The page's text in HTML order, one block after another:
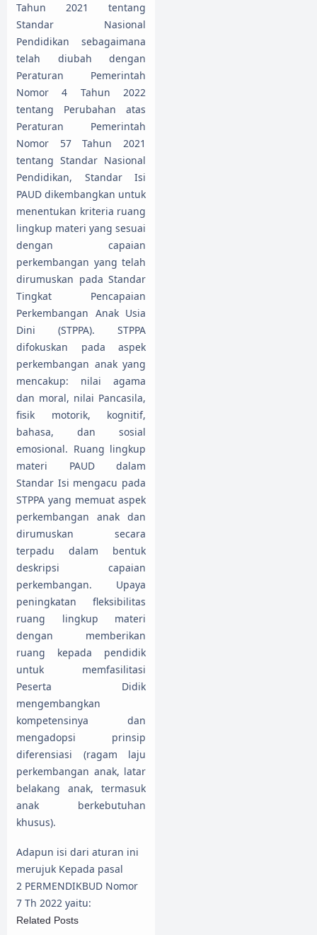
Tahun 2021 tentang
Standar Nasional
Pendidikan sebagaimana
telah diubah dengan
Peraturan Pemerintah
Nomor 4 Tahun 2022
tentang Perubahan atas
Peraturan Pemerintah
Nomor 57 Tahun 2021
tentang Standar Nasional
Pendidikan, Standar Isi
PAUD dikembangkan untuk
menentukan kriteria ruang
lingkup materi yang sesuai
dengan capaian
perkembangan yang telah
dirumuskan pada Standar
Tingkat Pencapaian
Perkembangan Anak Usia
Dini (STPPA). STPPA
difokuskan pada aspek
perkembangan anak yang
mencakup: nilai agama
dan moral, nilai Pancasila,
fisik motorik, kognitif,
bahasa, dan sosial
emosional. Ruang lingkup
materi PAUD dalam
Standar Isi mengacu pada
STPPA yang memuat aspek
perkembangan anak dan
dirumuskan secara
terpadu dalam bentuk
deskripsi capaian
perkembangan. Upaya
peningkatan fleksibilitas
ruang lingkup materi
dengan memberikan
ruang kepada pendidik
untuk memfasilitasi
Peserta Didik
mengembangkan
kompetensinya dan
mengadopsi prinsip
diferensiasi (ragam laju
perkembangan anak, latar
belakang anak, termasuk
anak berkebutuhan
khusus).
Adapun isi dari aturan ini
merujuk Kepada pasal
2 PERMENDIKBUD Nomor
7 Th 2022 yaitu:
Related Posts